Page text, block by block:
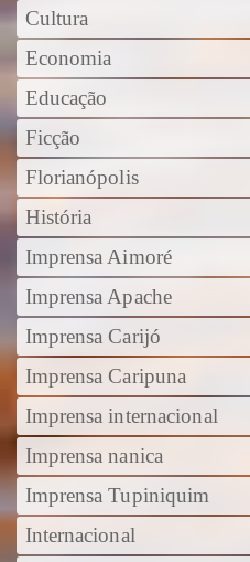
Cultura
Economia
Educação
Ficção
Florianópolis
História
Imprensa Aimoré
Imprensa Apache
Imprensa Carijó
Imprensa Caripuna
Imprensa internacional
Imprensa nanica
Imprensa Tupiniquim
Internacional